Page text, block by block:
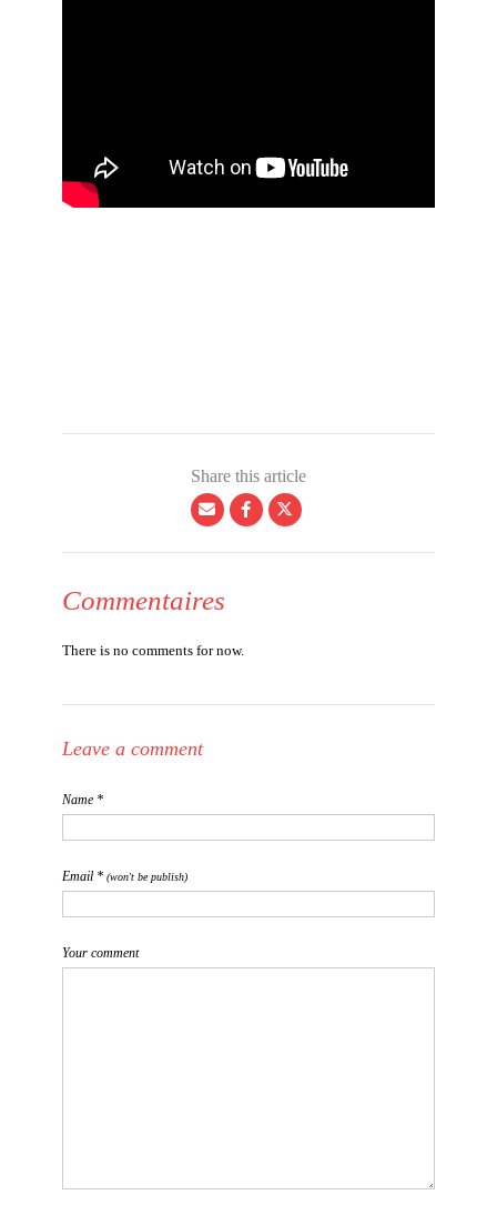
Share this article
Commentaires
There is no comments for now.
Leave a comment
Name *
Email * (won't be publish)
Your comment